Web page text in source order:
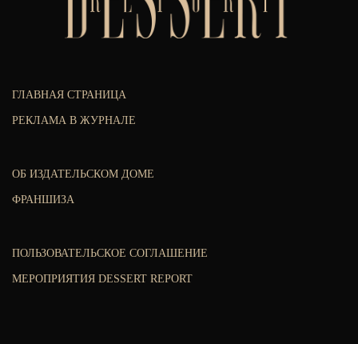
ГЛАВНАЯ СТРАНИЦА
РЕКЛАМА В ЖУРНАЛЕ
ОБ ИЗДАТЕЛЬСКОМ ДОМЕ
ФРАНШИЗА
ПОЛЬЗОВАТЕЛЬСКОЕ СОГЛАШЕНИЕ
МЕРОПРИЯТИЯ DESSERT REPORT